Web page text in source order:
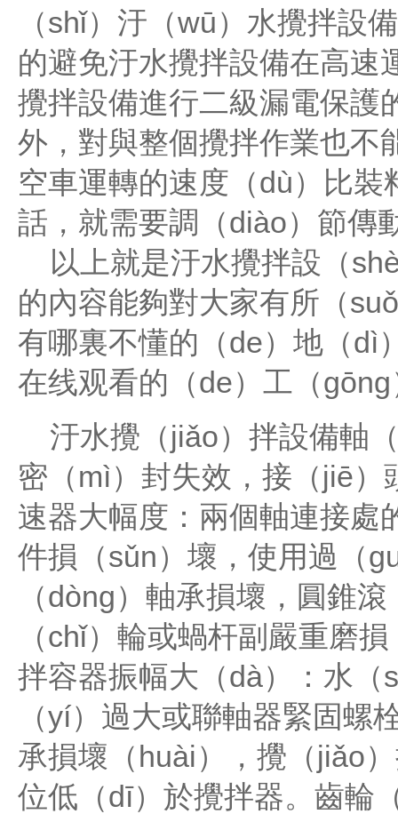
（shǐ） 汙（wū）水攪拌設備
的避免汙水攪拌設備在高速
攪拌設備進行二級漏電保護
外，對與整個攪拌作業也不
空車運轉的速度（dù）比
話，就需要調（diào）節傳
以上就是汙水攪拌設（
的內容能夠對大家有所（
有哪裏不懂的（de）地（dì
在线观看的（de）工（
汙水攪（jiǎo）拌設備軸
密（mì）封失效，接（jiē
速器大幅度：兩個軸連接處
件損（sǔn）壞，使用過（
（dòng）軸承損壞，圓錐
（chǐ）輪或蝸杆副嚴重磨
拌容器振幅大（dà）：水
（yí）過大或聯軸器緊固
承損壞（huài），攪（jiǎo
位低（dī）於攪拌器。齒輪